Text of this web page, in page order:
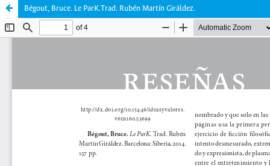
Bégout, Bruce. Le ParK.Trad. Rubén Martín Giráldez.